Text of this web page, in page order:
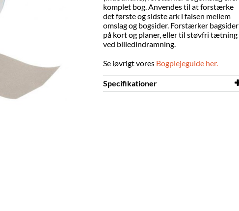
komplet bog. Anvendes til at forstærke
det første og sidste ark i falsen mellem
omslag og bogsider. Forstærker bagsider
på kort og planer, eller til støvfri tætning
ved billedindramning.
Se iøvrigt vores Bogplejeguide her.
Specifikationer